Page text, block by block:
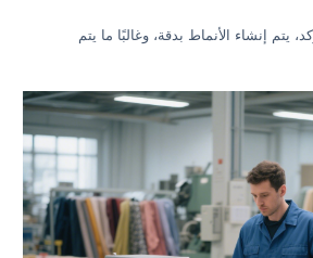
يتم إنشاء الأنماط بدقة، وغالبًا ما يتم